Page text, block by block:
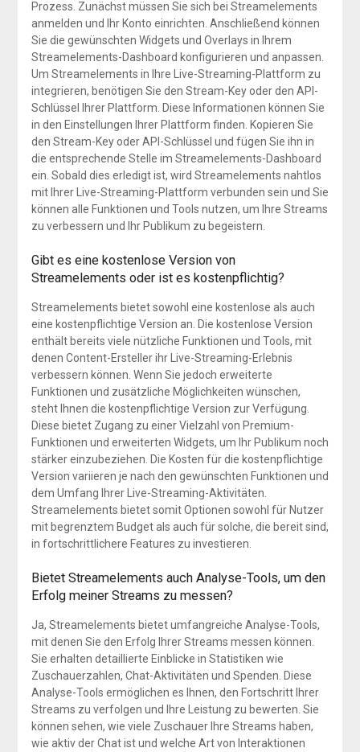
Prozess. Zunächst müssen Sie sich bei Streamelements
anmelden und Ihr Konto einrichten. Anschließend können
Sie die gewünschten Widgets und Overlays in Ihrem
Streamelements-Dashboard konfigurieren und anpassen.
Um Streamelements in Ihre Live-Streaming-Plattform zu
integrieren, benötigen Sie den Stream-Key oder den API-
Schlüssel Ihrer Plattform. Diese Informationen können Sie
in den Einstellungen Ihrer Plattform finden. Kopieren Sie
den Stream-Key oder API-Schlüssel und fügen Sie ihn in
die entsprechende Stelle im Streamelements-Dashboard
ein. Sobald dies erledigt ist, wird Streamelements nahtlos
mit Ihrer Live-Streaming-Plattform verbunden sein und Sie
können alle Funktionen und Tools nutzen, um Ihre Streams
zu verbessern und Ihr Publikum zu begeistern.
Gibt es eine kostenlose Version von
Streamelements oder ist es kostenpflichtig?
Streamelements bietet sowohl eine kostenlose als auch
eine kostenpflichtige Version an. Die kostenlose Version
enthält bereits viele nützliche Funktionen und Tools, mit
denen Content-Ersteller ihr Live-Streaming-Erlebnis
verbessern können. Wenn Sie jedoch erweiterte
Funktionen und zusätzliche Möglichkeiten wünschen,
steht Ihnen die kostenpflichtige Version zur Verfügung.
Diese bietet Zugang zu einer Vielzahl von Premium-
Funktionen und erweiterten Widgets, um Ihr Publikum noch
stärker einzubeziehen. Die Kosten für die kostenpflichtige
Version variieren je nach den gewünschten Funktionen und
dem Umfang Ihrer Live-Streaming-Aktivitäten.
Streamelements bietet somit Optionen sowohl für Nutzer
mit begrenztem Budget als auch für solche, die bereit sind,
in fortschrittlichere Features zu investieren.
Bietet Streamelements auch Analyse-Tools, um den
Erfolg meiner Streams zu messen?
Ja, Streamelements bietet umfangreiche Analyse-Tools,
mit denen Sie den Erfolg Ihrer Streams messen können.
Sie erhalten detaillierte Einblicke in Statistiken wie
Zuschauerzahlen, Chat-Aktivitäten und Spenden. Diese
Analyse-Tools ermöglichen es Ihnen, den Fortschritt Ihrer
Streams zu verfolgen und Ihre Leistung zu bewerten. Sie
können sehen, wie viele Zuschauer Ihre Streams haben,
wie aktiv der Chat ist und welche Art von Interaktionen